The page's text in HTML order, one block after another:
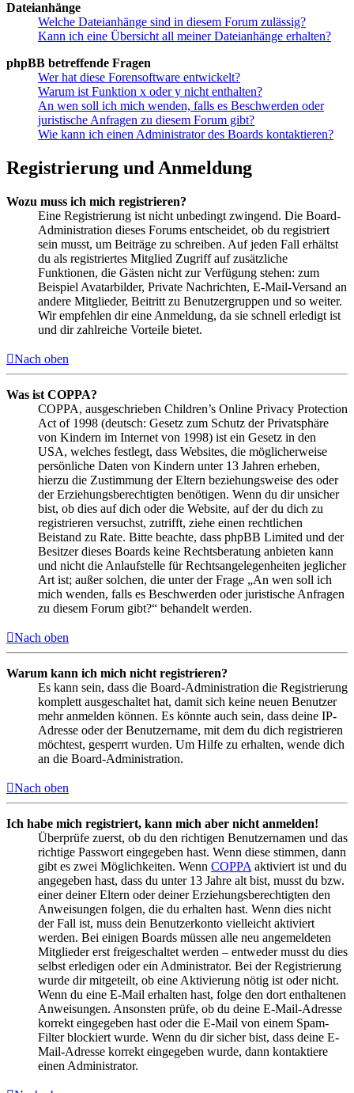
Dateianhänge
Welche Dateianhänge sind in diesem Forum zulässig?
Kann ich eine Übersicht all meiner Dateianhänge erhalten?
phpBB betreffende Fragen
Wer hat diese Forensoftware entwickelt?
Warum ist Funktion x oder y nicht enthalten?
An wen soll ich mich wenden, falls es Beschwerden oder
juristische Anfragen zu diesem Forum gibt?
Wie kann ich einen Administrator des Boards kontaktieren?
Registrierung und Anmeldung
Wozu muss ich mich registrieren?
Eine Registrierung ist nicht unbedingt zwingend. Die Board-
Administration dieses Forums entscheidet, ob du registriert
sein musst, um Beiträge zu schreiben. Auf jeden Fall erhältst
du als registriertes Mitglied Zugriff auf zusätzliche
Funktionen, die Gästen nicht zur Verfügung stehen: zum
Beispiel Avatarbilder, Private Nachrichten, E-Mail-Versand an
andere Mitglieder, Beitritt zu Benutzergruppen und so weiter.
Wir empfehlen dir eine Anmeldung, da sie schnell erledigt ist
und dir zahlreiche Vorteile bietet.
Nach oben
Was ist COPPA?
COPPA, ausgeschrieben Children’s Online Privacy Protection
Act of 1998 (deutsch: Gesetz zum Schutz der Privatsphäre
von Kindern im Internet von 1998) ist ein Gesetz in den
USA, welches festlegt, dass Websites, die möglicherweise
persönliche Daten von Kindern unter 13 Jahren erheben,
hierzu die Zustimmung der Eltern beziehungsweise des oder
der Erziehungsberechtigten benötigen. Wenn du dir unsicher
bist, ob dies auf dich oder die Website, auf der du dich zu
registrieren versuchst, zutrifft, ziehe einen rechtlichen
Beistand zu Rate. Bitte beachte, dass phpBB Limited und der
Besitzer dieses Boards keine Rechtsberatung anbieten kann
und nicht die Anlaufstelle für Rechtsangelegenheiten jeglicher
Art ist; außer solchen, die unter der Frage „An wen soll ich
mich wenden, falls es Beschwerden oder juristische Anfragen
zu diesem Forum gibt?“ behandelt werden.
Nach oben
Warum kann ich mich nicht registrieren?
Es kann sein, dass die Board-Administration die Registrierung
komplett ausgeschaltet hat, damit sich keine neuen Benutzer
mehr anmelden können. Es könnte auch sein, dass deine IP-
Adresse oder der Benutzername, mit dem du dich registrieren
möchtest, gesperrt wurden. Um Hilfe zu erhalten, wende dich
an die Board-Administration.
Nach oben
Ich habe mich registriert, kann mich aber nicht anmelden!
Überprüfe zuerst, ob du den richtigen Benutzernamen und das
richtige Passwort eingegeben hast. Wenn diese stimmen, dann
gibt es zwei Möglichkeiten. Wenn COPPA aktiviert ist und du
angegeben hast, dass du unter 13 Jahre alt bist, musst du bzw.
einer deiner Eltern oder deiner Erziehungsberechtigten den
Anweisungen folgen, die du erhalten hast. Wenn dies nicht
der Fall ist, muss dein Benutzerkonto vielleicht aktiviert
werden. Bei einigen Boards müssen alle neu angemeldeten
Mitglieder erst freigeschaltet werden – entweder musst du dies
selbst erledigen oder ein Administrator. Bei der Registrierung
wurde dir mitgeteilt, ob eine Aktivierung nötig ist oder nicht.
Wenn du eine E-Mail erhalten hast, folge den dort enthaltenen
Anweisungen. Ansonsten prüfe, ob du deine E-Mail-Adresse
korrekt eingegeben hast oder die E-Mail von einem Spam-
Filter blockiert wurde. Wenn du dir sicher bist, dass deine E-
Mail-Adresse korrekt eingegeben wurde, dann kontaktiere
einen Administrator.